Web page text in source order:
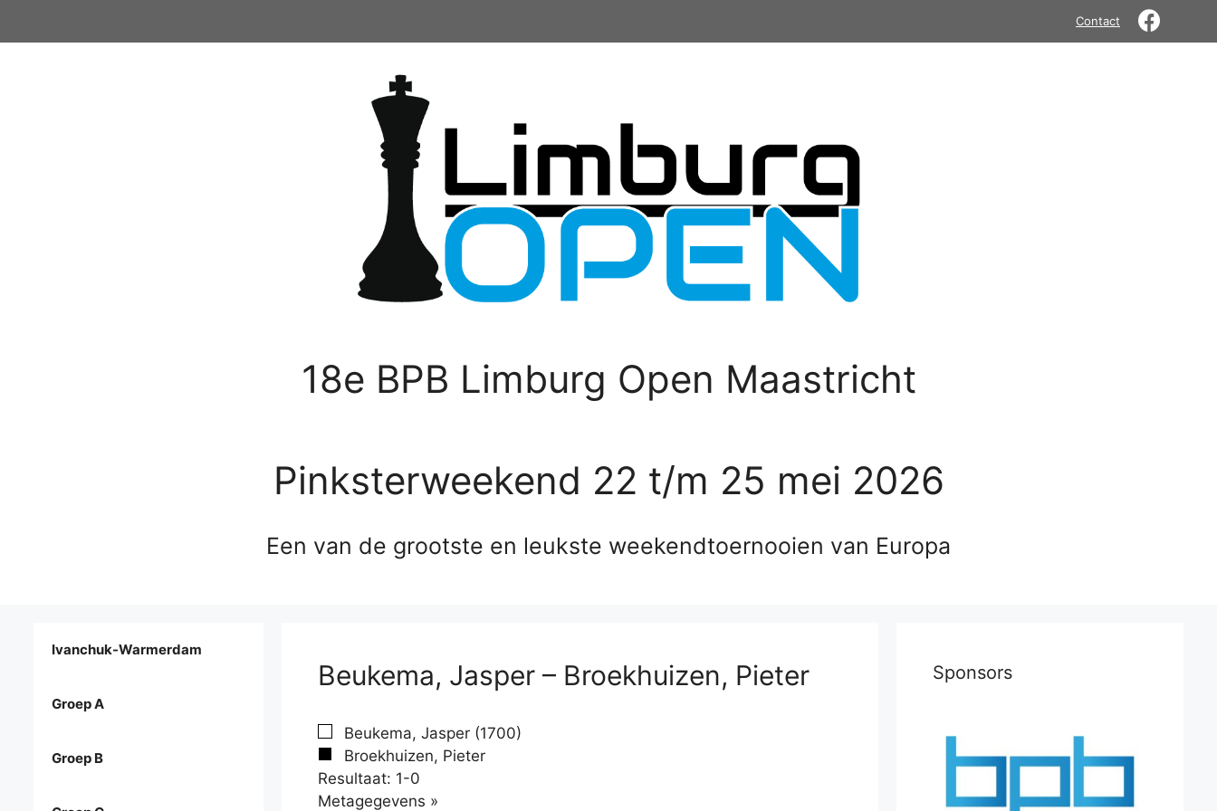
Contact
18e BPB Limburg Open Maastricht
Pinksterweekend 22 t/m 25 mei 2026
Een van de grootste en leukste weekendtoernooien van Europa
Beukema, Jasper – Broekhuizen, Pieter
Beukema, Jasper (1700)
Broekhuizen, Pieter
Resultaat: 1-0
Metagegevens »
Ivanchuk-Warmerdam
Groep A
Groep B
Sponsors